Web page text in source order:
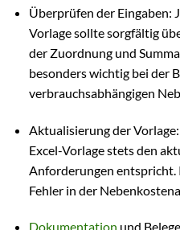
Überprüfen der Eingaben:
Vorlage sollte sorgfältig
der Zuordnung und
besonders wichtig bei der
verbrauchsabhängigen
Aktualisierung der
Excel-Vorlage stets den
Anforderungen entspricht.
Fehler in der
Dokumentation und